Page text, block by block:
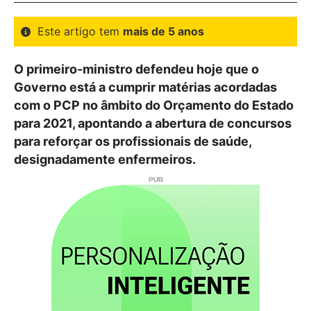
Este artigo tem mais de 5 anos
O primeiro-ministro defendeu hoje que o
Governo está a cumprir matérias acordadas
com o PCP no âmbito do Orçamento do Estado
para 2021, apontando a abertura de concursos
para reforçar os profissionais de saúde,
designadamente enfermeiros.